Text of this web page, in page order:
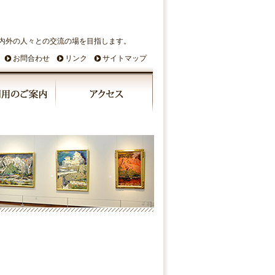
の人々との交流の場を目指します。
サイトマップ
リンク
お問合わせ